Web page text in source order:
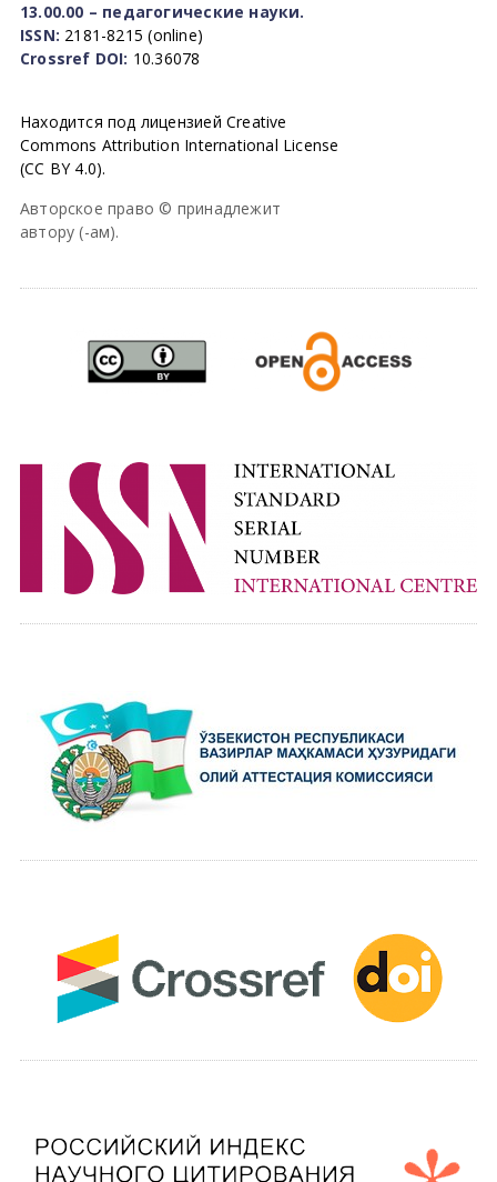
13.00.00 – педагогические науки.
ISSN: 2181-8215 (online)
Crossref DOI: 10.36078
Находится под лицензией Creative
Commons Attribution International License
(CC BY 4.0).
Авторское право © принадлежит
автору (-ам).